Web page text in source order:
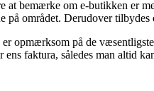
bemærke om e-butikken er
på området. Derudover
opmærksom på de
ens faktura, således man altid